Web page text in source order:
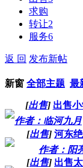
求购
转让2
服务6
返 回 发布新帖
新窗 全部主题 最
[出售] 出售
作者：临河九月
[出售] 河东
作者：阳
[出售] 出售